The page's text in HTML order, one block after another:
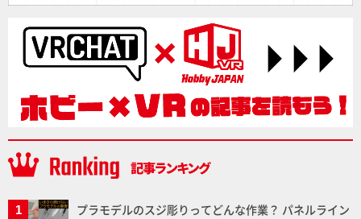
プラモデルのスジ彫りってどんな作業？ パネルライン